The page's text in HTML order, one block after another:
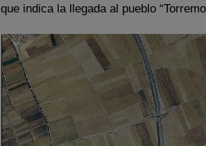
que indica la llegada al pueblo